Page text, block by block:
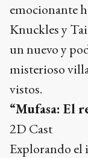
emocionante
Knuckles y
un nuevo y
misterioso
vistos.
“Mufasa: El
2D Cast
Explorando el